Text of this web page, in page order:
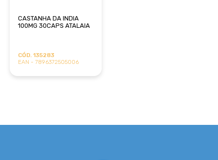
CASTANHA DA INDIA
100MG 30CAPS ATALAIA
CÓD. 135283
EAN - 7896372505006